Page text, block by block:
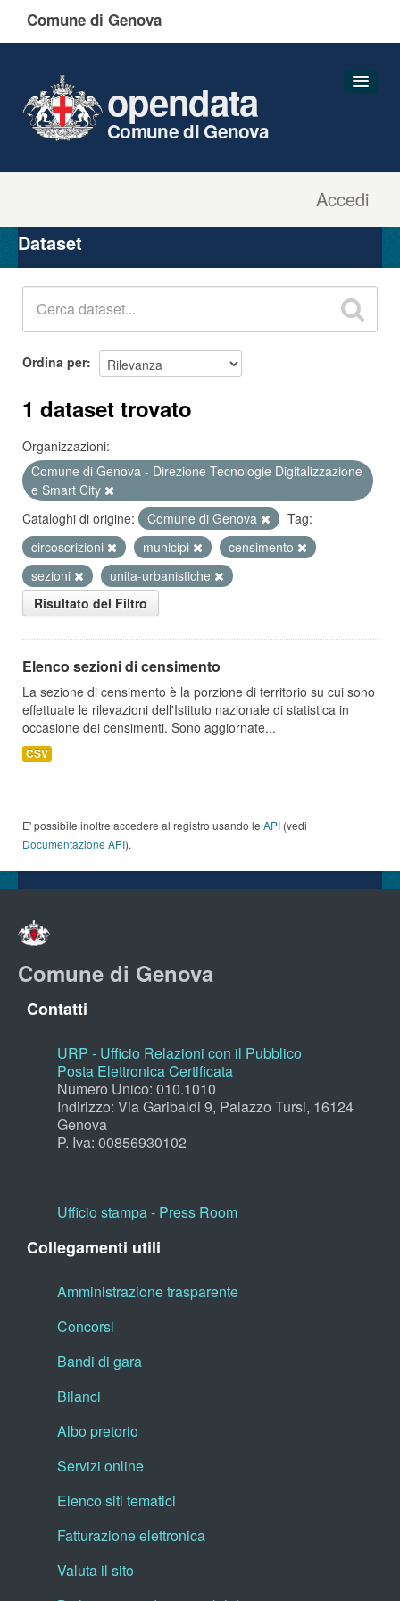
Comune di Genova
Accedi
opendata
Comune di Genova
Organizzazioni
Gruppi
Dataset
Ordina per
1 dataset trovato
Organizzazioni:
Comune di Genova - Direzione Tecnologie Digitalizzazione
e Smart City
Cataloghi di origine:
Comune di Genova
Tag:
circoscrizioni
municipi
censimento
sezioni
unita-urbanistiche
Risultato del Filtro
Elenco sezioni di censimento
La sezione di censimento è la porzione di territorio su cui sono
effettuate le rilevazioni dell'Istituto nazionale di statistica in
occasione dei censimenti. Sono aggiornate...
CSV
E' possibile inoltre accedere al registro usando le API (vedi
Documentazione API).
Comune di Genova
Contatti
URP - Ufficio Relazioni con il Pubblico
Posta Elettronica Certificata
Numero Unico: 010.1010
Indirizzo: Via Garibaldi 9, Palazzo Tursi, 16124
Genova
P. Iva: 00856930102
Ufficio stampa - Press Room
Collegamenti utili
Amministrazione trasparente
Concorsi
Bandi di gara
Bilanci
Albo pretorio
Servizi online
Elenco siti tematici
Fatturazione elettronica
Valuta il sito